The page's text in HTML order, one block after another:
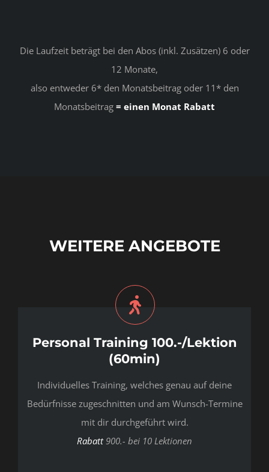
Die Laufzeit beträgt bei den Abos (inkl. Zusätzen) 6 oder
12 Monate,
also entweder 6* den Monatsbeitrag oder 11* den
Monatsbeitrag = einen Monat Rabatt
WEITERE ANGEBOTE
Personal Training 100.-/Lektion
(60min)
Individuelles Training, welches genau auf deine
Bedürfnisse zugeschnitten und am Wunsch-Termine
mit dir durchgeführt wird.
Rabatt900.- bei 10 Lektionen